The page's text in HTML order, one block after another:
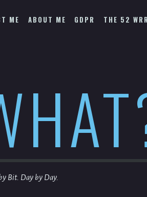
ME ABOUT ME GDPR THE 52 WRR
Bit. Day by Day.